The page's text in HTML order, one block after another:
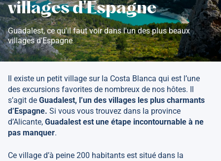
villages d'Espagne
Guadalest, ce qu'il faut voir dans l'un des plus beaux
villages d'Espagne
Il existe un petit village sur la Costa Blanca qui est l’une
des excursions favorites de nombreux de nos hôtes. Il
s’agit de Guadalest, l’un des villages les plus charmants
d’Espagne. Si vous vous trouvez dans la province
d’Alicante, Guadalest est une étape incontournable à ne
pas manquer.
Ce village d’à peine 200 habitants est situé dans la